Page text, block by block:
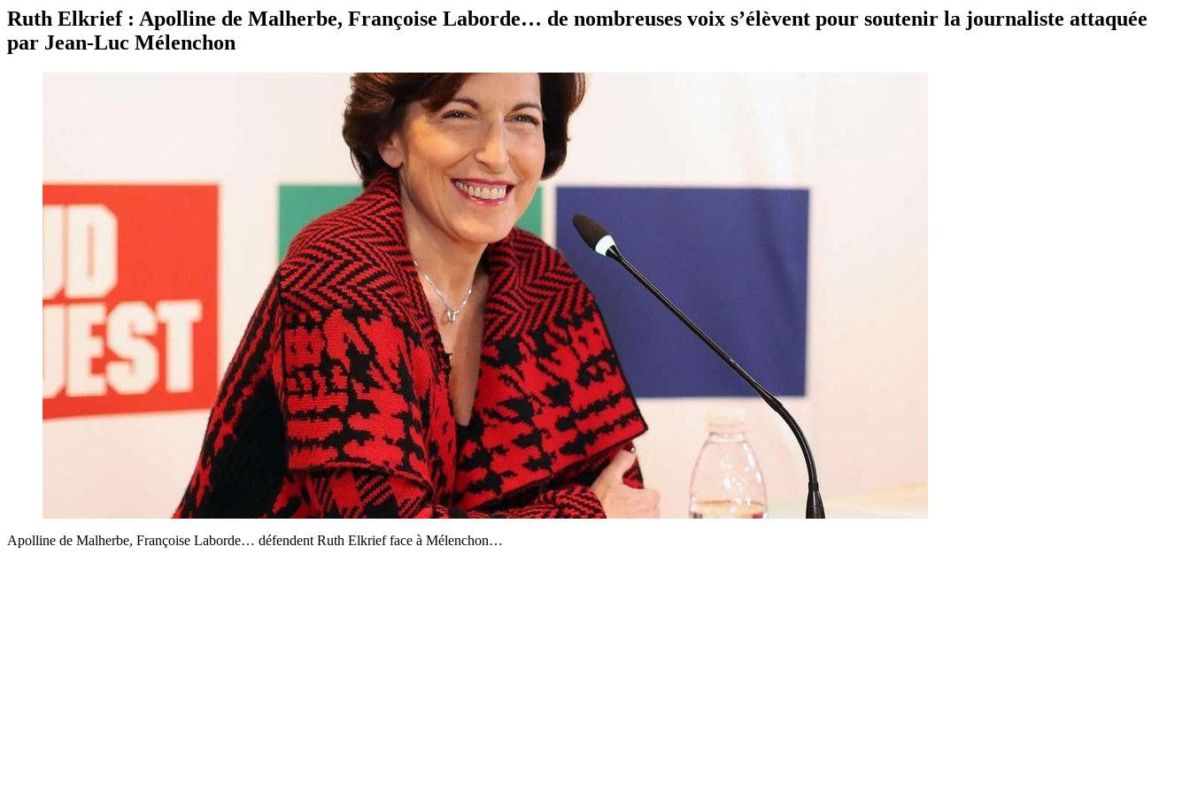
Ruth Elkrief : Apolline de Malherbe, Françoise Laborde… de nombreuses voix s’élèvent pour soutenir la journaliste attaquée
par Jean-Luc Mélenchon
Apolline de Malherbe, Françoise Laborde… défendent Ruth Elkrief face à Mélenchon…